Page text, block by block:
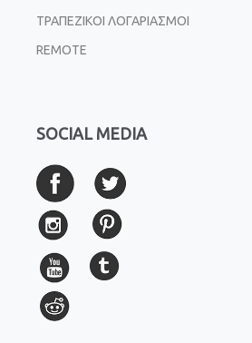
ΤΡΑΠΕΖΙΚΟΙ ΛΟΓΑΡΙΑΣΜΟΙ
REMOTE
SOCIAL MEDIA